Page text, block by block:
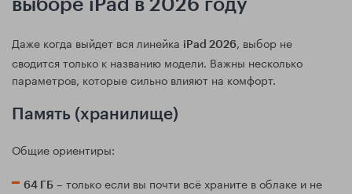
выборе iPad в 2026 году
Даже когда выйдет вся линейка iPad 2026, выбор не
сводится только к названию модели. Важны несколько
параметров, которые сильно влияют на комфорт.
Память (хранилище)
Общие ориентиры:
64 ГБ – только если вы почти всё храните в облаке и не